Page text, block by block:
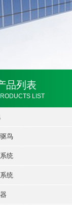
品列表
LIST
鸟
统
统